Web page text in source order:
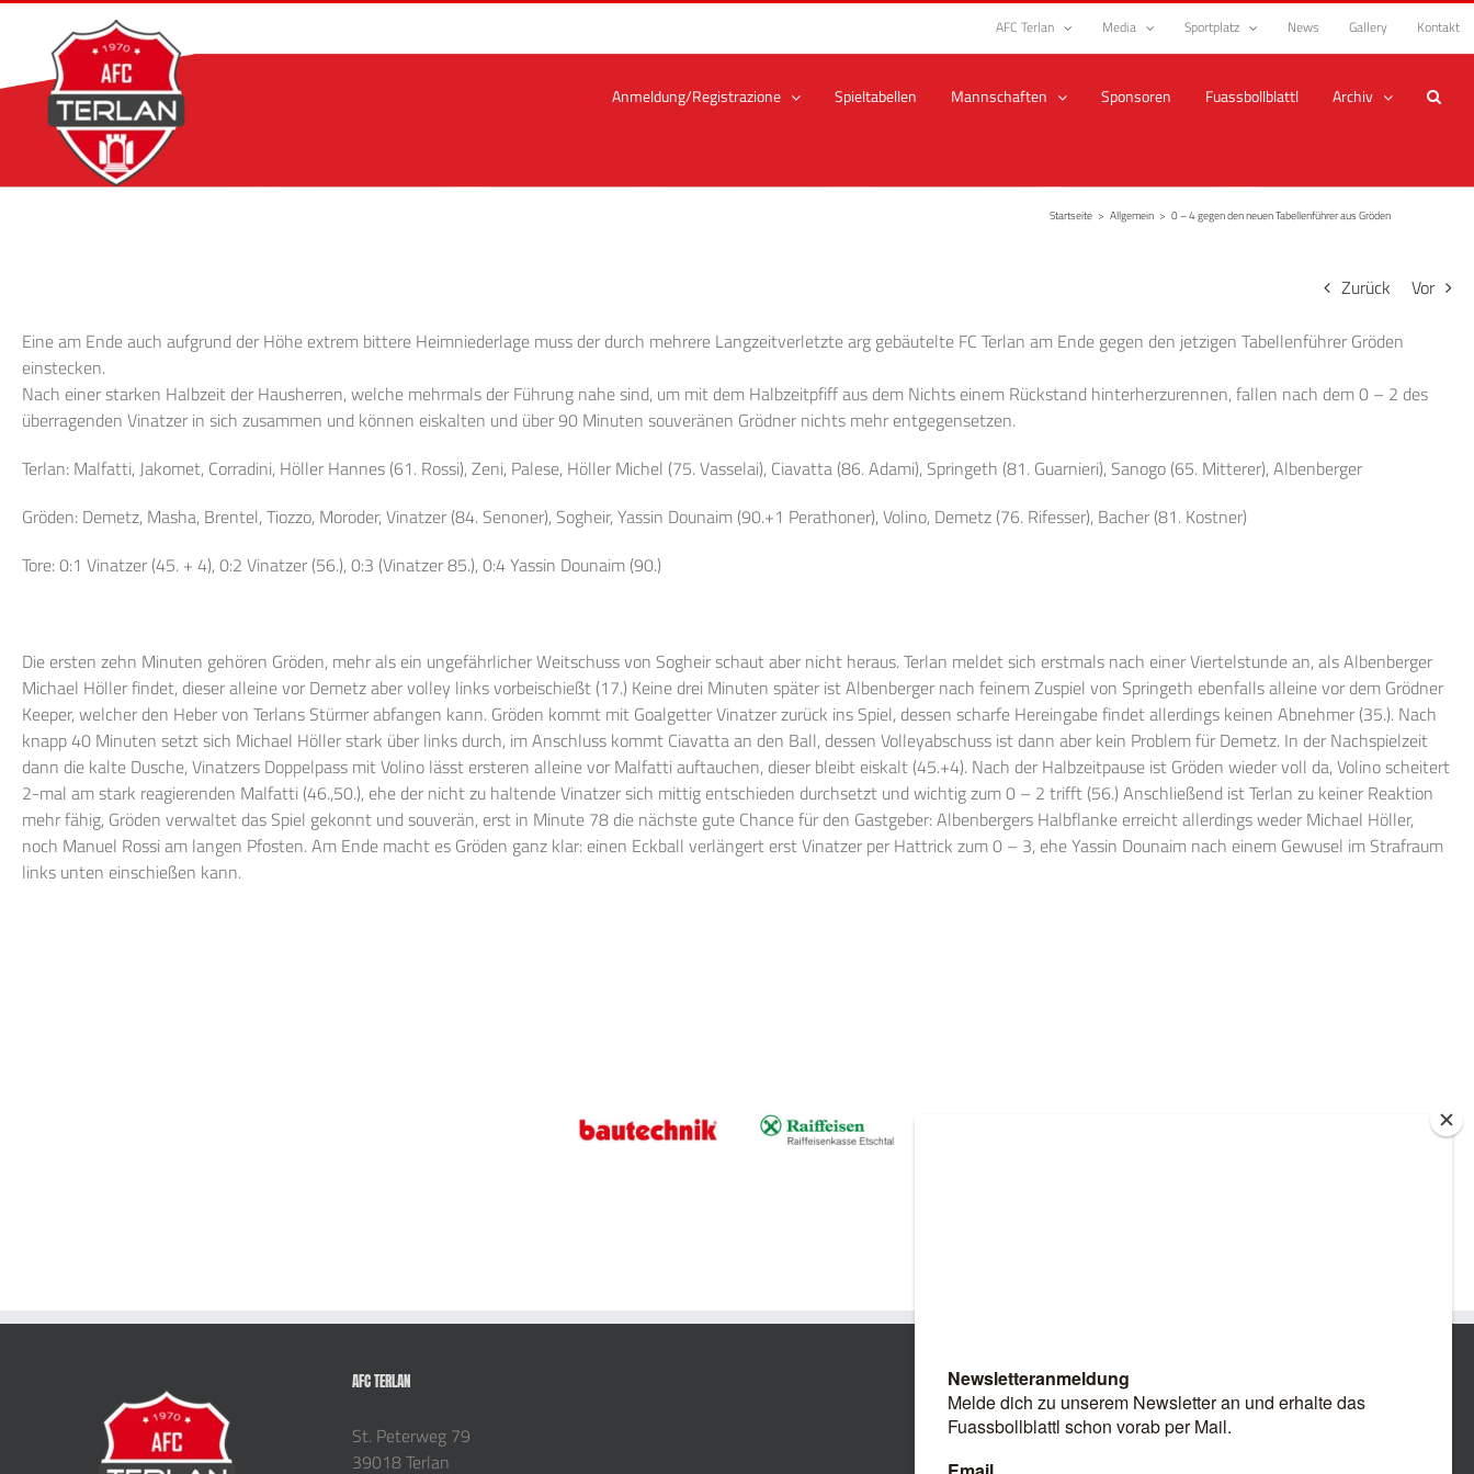
Zum
springen
AFC Terlan Media Sportplatz News Gallery Kontakt
Anmeldung/Registrazione Spieltabellen Mannschaften Sponsoren Fuassbollblattl Archiv
Startseite > Allgemein > 0 – 4 gegen den neuen Tabellenführer aus Gröden
Zurück Vor
Eine am Ende auch aufgrund der Höhe extrem bittere Heimniederlage muss der durch mehrere Langzeitverletzte arg gebäutelte FC Terlan am Ende gegen den jetzigen Tabellenführer Gröden
einstecken.
Nach einer starken Halbzeit der Hausherren, welche mehrmals der Führung nahe sind, um mit dem Halbzeitpfiff aus dem Nichts einem Rückstand hinterherzurennen, fallen nach dem 0 – 2 des
überragenden Vinatzer in sich zusammen und können eiskalten und über 90 Minuten souveränen Grödner nichts mehr entgegensetzen.
Terlan: Malfatti, Jakomet, Corradini, Höller Hannes (61. Rossi), Zeni, Palese, Höller Michel (75. Vasselai), Ciavatta (86. Adami), Springeth (81. Guarnieri), Sanogo (65. Mitterer), Albenberger
Gröden: Demetz, Masha, Brentel, Tiozzo, Moroder, Vinatzer (84. Senoner), Sogheir, Yassin Dounaim (90.+1 Perathoner), Volino, Demetz (76. Rifesser), Bacher (81. Kostner)
Tore: 0:1 Vinatzer (45. + 4), 0:2 Vinatzer (56.), 0:3 (Vinatzer 85.), 0:4 Yassin Dounaim (90.)
Die ersten zehn Minuten gehören Gröden, mehr als ein ungefährlicher Weitschuss von Sogheir schaut aber nicht heraus. Terlan meldet sich erstmals nach einer Viertelstunde an, als Albenberger
Michael Höller findet, dieser alleine vor Demetz aber volley links vorbeischießt (17.) Keine drei Minuten später ist Albenberger nach feinem Zuspiel von Springeth ebenfalls alleine vor dem Grödner
Keeper, welcher den Heber von Terlans Stürmer abfangen kann. Gröden kommt mit Goalgetter Vinatzer zurück ins Spiel, dessen scharfe Hereingabe findet allerdings keinen Abnehmer (35.). Nach
knapp 40 Minuten setzt sich Michael Höller stark über links durch, im Anschluss kommt Ciavatta an den Ball, dessen Volleyabschuss ist dann aber kein Problem für Demetz. In der Nachspielzeit
dann die kalte Dusche, Vinatzers Doppelpass mit Volino lässt ersteren alleine vor Malfatti auftauchen, dieser bleibt eiskalt (45.+4). Nach der Halbzeitpause ist Gröden wieder voll da, Volino scheitert
2-mal am stark reagierenden Malfatti (46.,50.), ehe der nicht zu haltende Vinatzer sich mittig entschieden durchsetzt und wichtig zum 0 – 2 trifft (56.) Anschließend ist Terlan zu keiner Reaktion
mehr fähig, Gröden verwaltet das Spiel gekonnt und souverän, erst in Minute 78 die nächste gute Chance für den Gastgeber: Albenbergers Halbflanke erreicht allerdings weder Michael Höller,
noch Manuel Rossi am langen Pfosten. Am Ende macht es Gröden ganz klar: einen Eckball verlängert erst Vinatzer per Hattrick zum 0 – 3, ehe Yassin Dounaim nach einem Gewusel im Strafraum
links unten einschießen kann.
AFC TERLAN
St. Peterweg 79
39018 Terlan